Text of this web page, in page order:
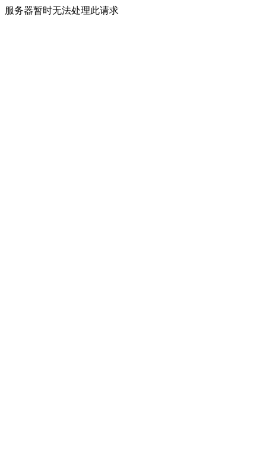
服务器暂时无法处理此请求